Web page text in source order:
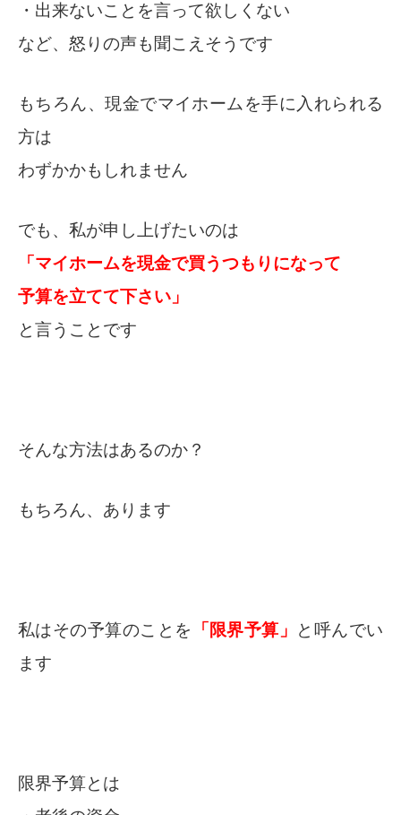
・出来ないことを言って欲しくない
など、怒りの声も聞こえそうです
もちろん、現金でマイホームを手に入れられる
方は
わずかかもしれません
でも、私が申し上げたいのは
「マイホームを現金で買うつもりになって
予算を立てて下さい」
と言うことです
そんな方法はあるのか？
もちろん、あります
私はその予算のことを 「限界予算」
と呼んでい
ます
限界予算とは